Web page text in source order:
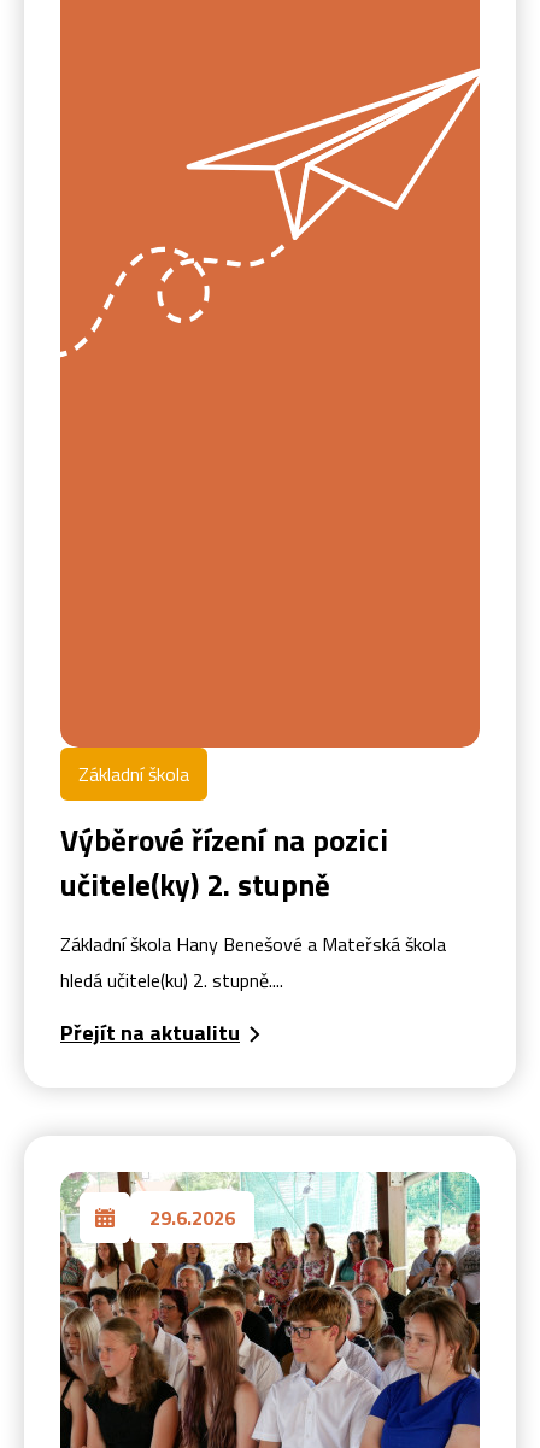
Základní škola
Výběrové řízení na pozici
učitele(ky) 2. stupně
Základní škola Hany Benešové a Mateřská škola
hledá učitele(ku) 2. stupně....
Přejít na aktualitu
29.6.2026